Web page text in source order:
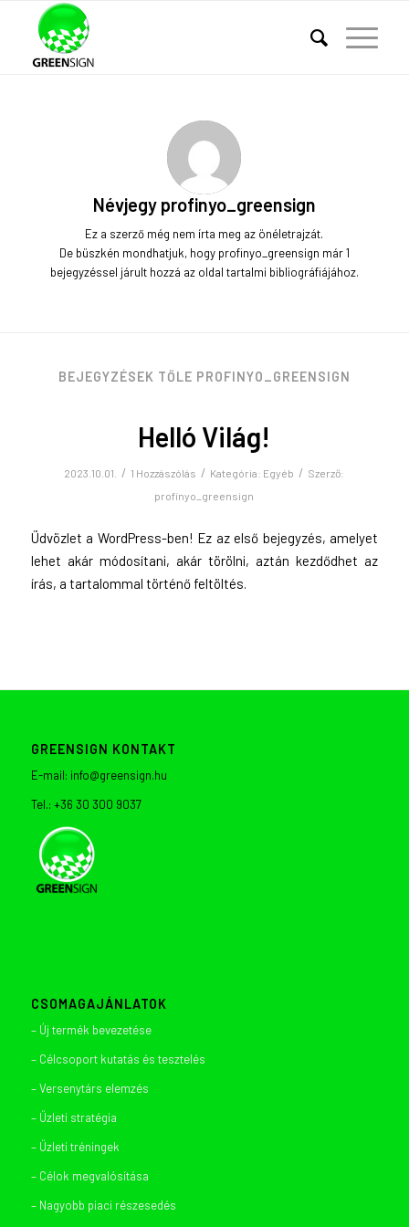
Névjegy profinyo_greensign
Ez a szerző még nem írta meg az önéletrajzát.
De büszkén mondhatjuk, hogy profinyo_greensign már 1
bejegyzéssel járult hozzá az oldal tartalmi bibliográfiájához.
BEJEGYZÉSEK TŐLE PROFINYO_GREENSIGN
Helló Világ!
2023.10.01. / 1 Hozzászólás / Kategória: Egyéb / Szerző:
profinyo_greensign
Üdvözlet a WordPress-ben! Ez az első bejegyzés, amelyet
lehet akár módosítani, akár törölni, aztán kezdődhet az
írás, a tartalommal történő feltöltés.
GREENSIGN KONTAKT
E-mail: info@greensign.hu
Tel.: +36 30 300 9037
CSOMAGAJÁNLATOK
– Új termék bevezetése
– Célcsoport kutatás és tesztelés
– Versenytárs elemzés
– Üzleti stratégia
– Üzleti tréningek
– Célok megvalósítása
– Nagyobb piaci részesedés